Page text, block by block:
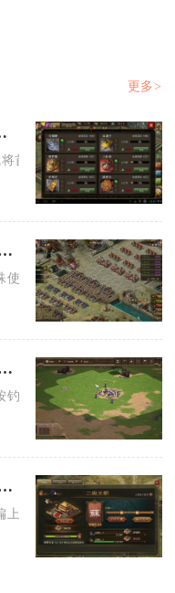
更多>
将征战
首选觉醒关羽、赵云、陆
明锁是否有特殊的使用要求
使用要求，核心集中在时效
略如何选择合适的钓鱼场景
钓竿等级、目标鱼种与资源
技能是否有一定的难度
上的难度，核心门槛集中在